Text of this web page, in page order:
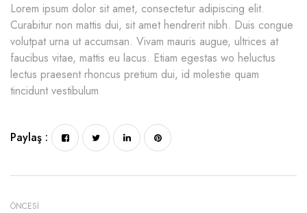
Lorem ipsum dolor sit amet, consectetur adipiscing elit.
Curabitur non mattis dui, sit amet hendrerit nibh. Duis congue
volutpat urna ut accumsan. Vivam mauris augue, ultrices at
faucibus vitae, mattis eu lacus. Etiam egestas wo heluctus
lectus praesent rhoncus pretium dui, id molestie quam
tincidunt vestibulum
Paylaş :
ÖNCESI